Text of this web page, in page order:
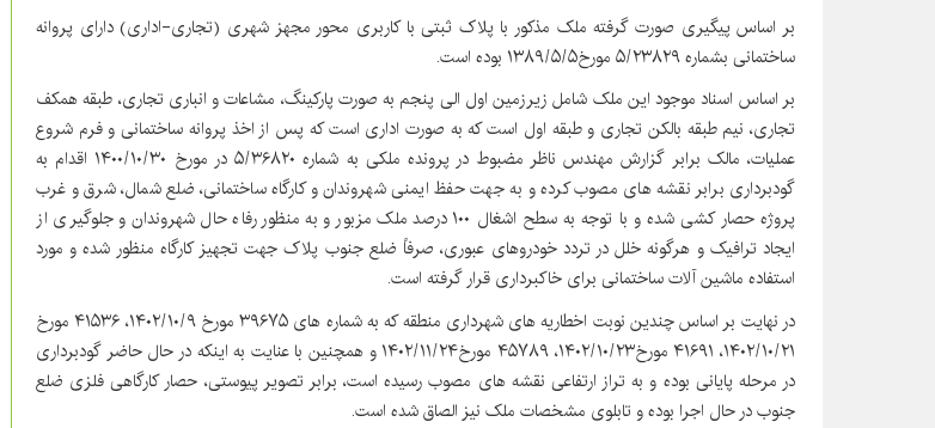
بر اساس پیگیری صورت گرفته ملک مذکور با پلاک ثبتی با کاربری محور مجهز شهری (تجاری-اداری) دارای پروانه
ساختمانی بشماره ۵/۲۳۸۲۹ مورخ۱۳۸۹/۵/۵ بوده است.
بر اساس اسناد موجود این ملک شامل زیرزمین اول الی پنجم به صورت پارکینگ، مشاعات و انباری تجاری، طبقه همکف
تجاری، نیم طبقه بالکن تجاری و طبقه اول است که به صورت اداری است که پس از اخذ پروانه ساختمانی و فرم شروع
عملیات، مالک برابر گزارش مهندس ناظر مضبوط در پرونده ملکی به شماره ۵/۳۶۸۲۰ در مورخ ۱۴۰۰/۱۰/۳۰ اقدام به
گودبرداری برابر نقشه های مصوب کرده و به جهت حفظ ایمنی شهروندان و کارگاه ساختمانی، ضلع شمال، شرق و غرب
پروژه حصار کشی شده و با توجه به سطح اشغال ۱۰۰ درصد ملک مزبور و به منظور رفاه حال شهروندان و جلوگیری از
ایجاد ترافیک و هرگونه خلل در تردد خودروهای عبوری، صرفاً ضلع جنوب پلاک جهت تجهیز کارگاه منظور شده و مورد
استفاده ماشین آلات ساختمانی برای خاکبرداری قرار گرفته است.
در نهایت بر اساس چندین نوبت اخطاریه های شهرداری منطقه که به شماره های ۳۹۶۷۵ مورخ ۱۴۰۲/۱۰/۹، ۴۱۵۳۶ مورخ
۱۴۰۲/۱۰/۲۱، ۴۱۶۹۱ مورخ۱۴۰۲/۱۰/۲۳، ۴۵۷۸۹ مورخ۱۴۰۲/۱۱/۲۴ و همچنین با عنایت به اینکه در حال حاضر گودبرداری
در مرحله پایانی بوده و به تراز ارتفاعی نقشه های مصوب رسیده است، برابر تصویر پیوستی، حصار کارگاهی فلزی ضلع
جنوب در حال اجرا بوده و تابلوی مشخصات ملک نیز الصاق شده است.